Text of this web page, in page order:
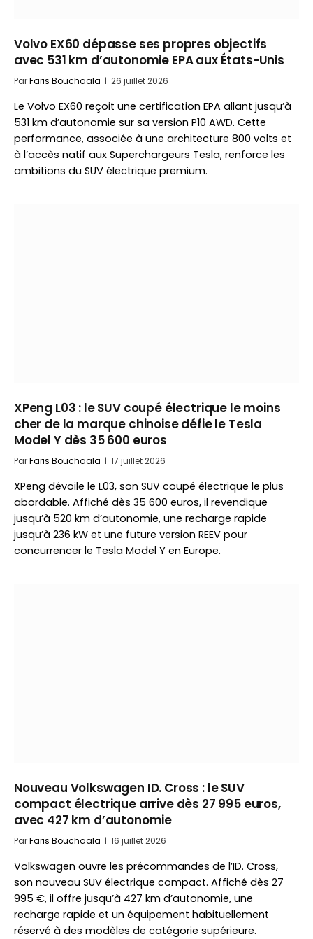
Volvo EX60 dépasse ses propres objectifs
avec 531 km d’autonomie EPA aux États-Unis
ParFaris Bouchaala 26 juillet 2026
Le Volvo EX60 reçoit une certification EPA allant jusqu’à
531 km d’autonomie sur sa version P10 AWD. Cette
performance, associée à une architecture 800 volts et
à l’accès natif aux Superchargeurs Tesla, renforce les
ambitions du SUV électrique premium.
XPeng L03 : le SUV coupé électrique le moins
cher de la marque chinoise défie le Tesla
Model Y dès 35 600 euros
ParFaris Bouchaala 17 juillet 2026
XPeng dévoile le L03, son SUV coupé électrique le plus
abordable. Affiché dès 35 600 euros, il revendique
jusqu’à 520 km d’autonomie, une recharge rapide
jusqu’à 236 kW et une future version REEV pour
concurrencer le Tesla Model Y en Europe.
Nouveau Volkswagen ID. Cross : le SUV
compact électrique arrive dès 27 995 euros,
avec 427 km d’autonomie
ParFaris Bouchaala 16 juillet 2026
Volkswagen ouvre les précommandes de l’ID. Cross,
son nouveau SUV électrique compact. Affiché dès 27
995 €, il offre jusqu’à 427 km d’autonomie, une
recharge rapide et un équipement habituellement
réservé à des modèles de catégorie supérieure.